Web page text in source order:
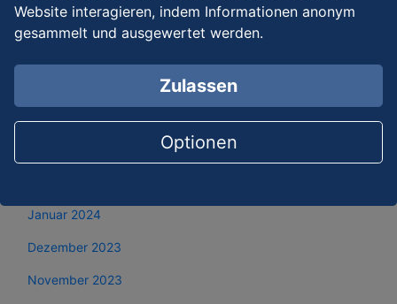
Juli 2024
Januar 2024
Dezember 2023
November 2023
Website interagieren, indem Informationen anonym
gesammelt und ausgewertet werden.
Zulassen
Optionen